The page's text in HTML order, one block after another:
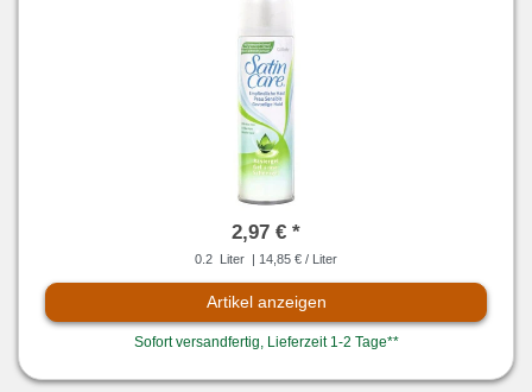
2,97 € *
0.2 Liter | 14,85 € / Liter
Artikel anzeigen
Sofort versandfertig, Lieferzeit 1-2 Tage**